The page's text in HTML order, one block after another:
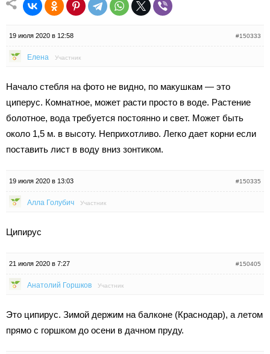
19 июля 2020 в 12:58 #150333
Елена Участник
Начало стебля на фото не видно, по макушкам — это
циперус. Комнатное, может расти просто в воде. Растение
болотное, вода требуется постоянно и свет. Может быть
около 1,5 м. в высоту. Неприхотливо. Легко дает корни если
поставить лист в воду вниз зонтиком.
19 июля 2020 в 13:03 #150335
Алла Голубич Участник
Ципирус
21 июля 2020 в 7:27 #150405
Анатолий Горшков Участник
Это ципирус. Зимой держим на балконе (Краснодар), а летом
прямо с горшком до осени в дачном пруду.